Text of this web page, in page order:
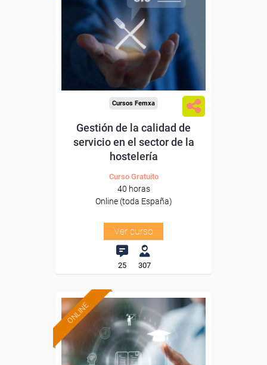
Para desempleados,
trabajadores y autónomos.
Sector
-Hosteleria y Turismo.
Cursos Femxa
Gestión de la calidad de
servicio en el sector de la
hostelería
Curso Gratuito
40 horas
Online (toda España)
Ver curso
25 307
ONLINE
Formación 100%
subvencionada.